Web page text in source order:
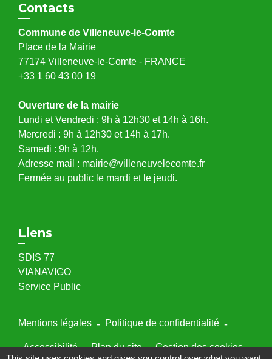
Contacts
Commune de Villeneuve-le-Comte
Place de la Mairie
77174 Villeneuve-le-Comte - FRANCE
+33 1 60 43 00 19
Ouverture de la mairie
Lundi et Vendredi : 9h à 12h30 et 14h à 16h.
Mercredi : 9h à 12h30 et 14h à 17h.
Samedi : 9h à 12h.
Adresse mail : mairie@villeneuvelecomte.fr
Fermée au public le mardi et le jeudi.
Liens
SDIS 77
VIANAVIGO
Service Public
Mentions légales - Politique de confidentialité -
Accessibilité - Plan du site - Gestion des cookies